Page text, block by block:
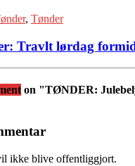
, Tønder
Travlt lørdag
on "TØNDER:
ikke blive offentliggjort.